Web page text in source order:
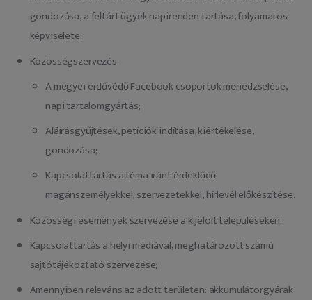
gondozása, a feltárt ügyek napirenden tartása, folyamatos
képviselete;
Közösségszervezés:
A megyei erdővédő Facebook csoportok menedzselése,
napi tartalomgyártás;
Aláírásgyűjtések, petíciók indítása, kiértékelése,
gondozása;
Kapcsolattartás a téma iránt érdeklődő
magánszemélyekkel, szervezetekkel, hírlevél előkészítése.
Közösségi események szervezése a kijelölt településeken;
Kapcsolattartás a helyi médiával, meghatározott számú
sajtótájékoztató szervezése;
Amennyiben releváns az adott területen: akkumulátorgyárak